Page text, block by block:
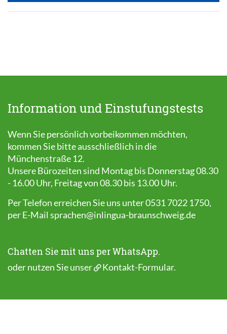
Information und Einstufungstests
Wenn Sie persönlich vorbeikommen möchten,
kommen Sie bitte ausschließlich in die
Münchenstraße 12.
Unsere Bürozeiten sind Montag bis Donnerstag 08.30
- 16.00 Uhr, Freitag von 08.30 bis 13.00 Uhr.
Per Telefon erreichen Sie uns unter 0531 7022 1750,
per E-Mail sprachen@inlingua-braunschweig.de
Chatten Sie mit uns per WhatsApp.
oder nutzen Sie unser Kontakt-Formular.